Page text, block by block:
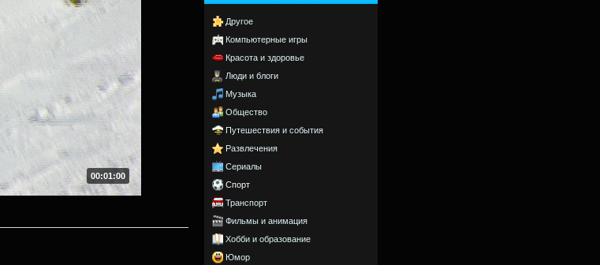
00:01:00
Другое
Компьютерные игры
Красота и здоровье
Люди и блоги
Музыка
Общество
Путешествия и события
Развлечения
Сериалы
Спорт
Транспорт
Фильмы и анимация
Хобби и образование
Юмор